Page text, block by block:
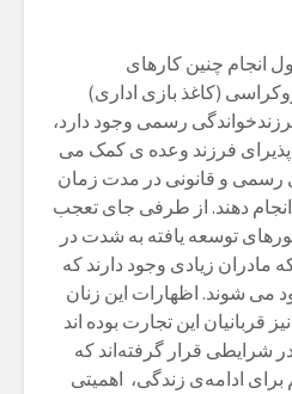
انجام چنین کارهای
(کاغذ بازی اداری)
رسمی وجود دارد،
پذیرای فرزند وعدە ی کمک می
رسمی و قانونی در مدت زمان
انجام دهند. از طرفی جای تعجب
توسعە یافتە بە شدت در
مادران زیادی وجود دارند کە
می شوند. اظهارات این زنان
قربانیان این تجارت بودە اند
شرایطی قرار گرفتەاند کە
ادامەی زندگی، اهمیتی